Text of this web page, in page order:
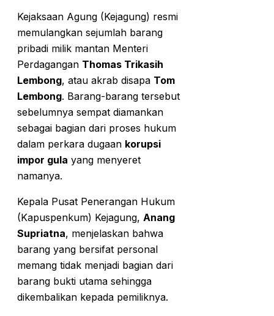
Kejaksaan Agung (Kejagung) resmi
memulangkan sejumlah barang
pribadi milik mantan Menteri
Perdagangan Thomas Trikasih
Lembong, atau akrab disapa Tom
Lembong. Barang-barang tersebut
sebelumnya sempat diamankan
sebagai bagian dari proses hukum
dalam perkara dugaan korupsi
impor gula yang menyeret
namanya.
Kepala Pusat Penerangan Hukum
(Kapuspenkum) Kejagung, Anang
Supriatna, menjelaskan bahwa
barang yang bersifat personal
memang tidak menjadi bagian dari
barang bukti utama sehingga
dikembalikan kepada pemiliknya.